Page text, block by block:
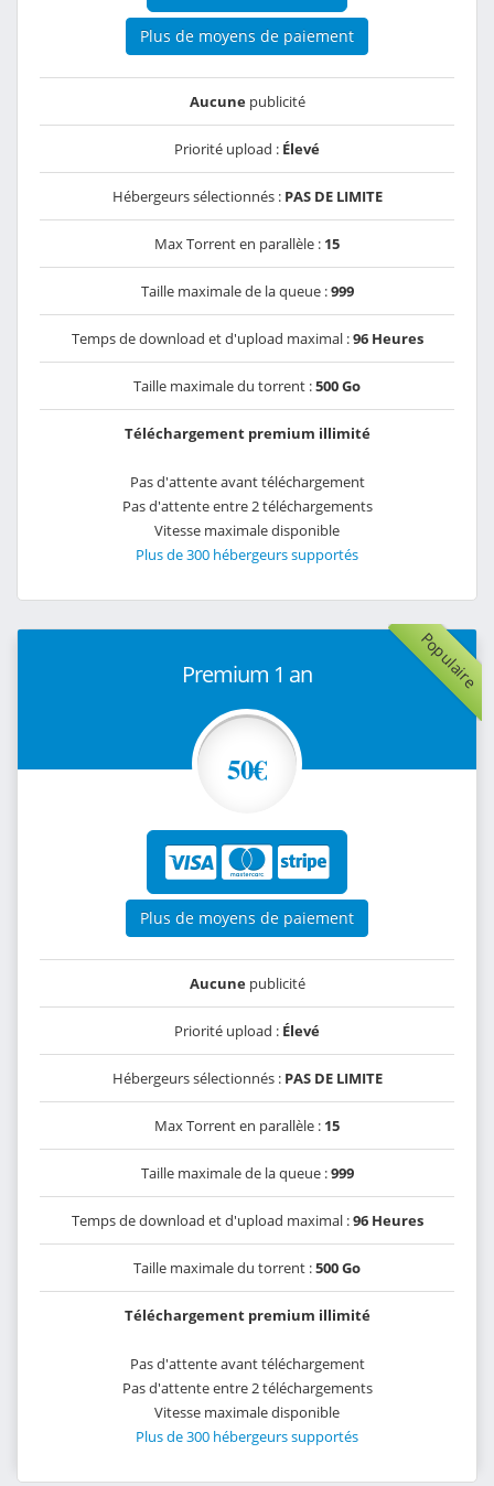
Plus de moyens de paiement
Aucunepublicité
Priorité upload : Élevé
Hébergeurs sélectionnés : PAS DE LIMITE
Max Torrent en parallèle : 15
Taille maximale de la queue :999
Temps de download et d'upload maximal :96 Heures
Taille maximale du torrent :500 Go
Téléchargement premium illimité
Pas d'attente avant téléchargement
Pas d'attente entre 2 téléchargements
Vitesse maximale disponible
Plus de 300 hébergeurs supportés
Populaire
Premium 1 an
50€
Plus de moyens de paiement
Aucunepublicité
Priorité upload : Élevé
Hébergeurs sélectionnés : PAS DE LIMITE
Max Torrent en parallèle : 15
Taille maximale de la queue :999
Temps de download et d'upload maximal :96 Heures
Taille maximale du torrent :500 Go
Téléchargement premium illimité
Pas d'attente avant téléchargement
Pas d'attente entre 2 téléchargements
Vitesse maximale disponible
Plus de 300 hébergeurs supportés